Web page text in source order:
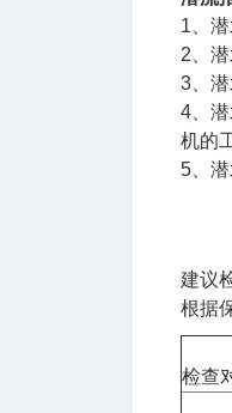
1、
2、
3、
4、
机的
5、
建议
根据
检查